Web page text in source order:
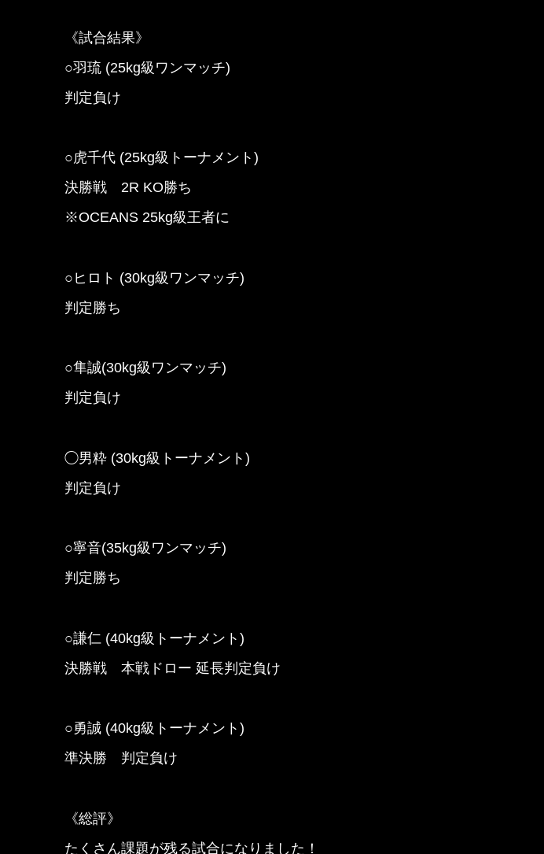
《試合結果》
○羽琉 (25kg級ワンマッチ)
判定負け
○虎千代 (25kg級トーナメント)
決勝戦 2R KO勝ち
※OCEANS 25kg級王者に
○ヒロト (30kg級ワンマッチ)
判定勝ち
○隼誠(30kg級ワンマッチ)
判定負け
◯男粋 (30kg級トーナメント)
判定負け
○寧音(35kg級ワンマッチ)
判定勝ち
○謙仁 (40kg級トーナメント)
決勝戦 本戦ドロー 延長判定負け
○勇誠 (40kg級トーナメント)
準決勝 判定負け
《総評》
たくさん課題が残る試合になりました！